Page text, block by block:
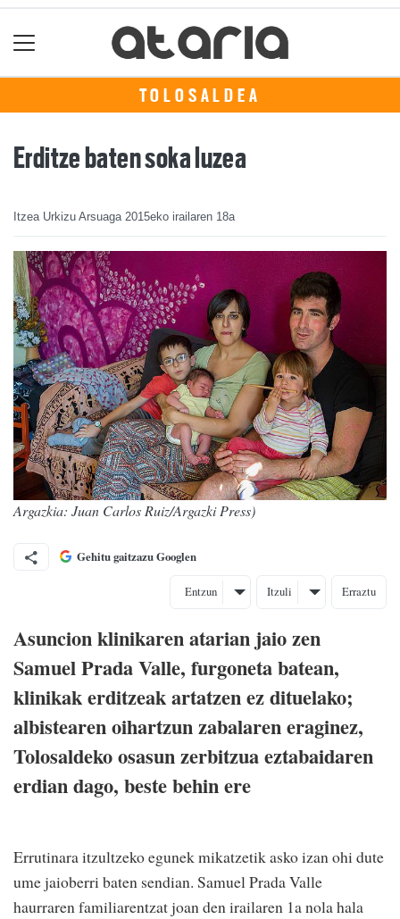
TOLOSALDEA
Erditze baten soka luzea
Itzea Urkizu Arsuaga 2015eko irailaren 18a
Argazkia: Juan Carlos Ruiz/Argazki Press)
Gehitu gaitzazu Googlen
Entzun Itzuli Erraztu
Asuncion klinikaren atarian jaio zen
Samuel Prada Valle, furgoneta batean,
klinikak erditzeak artatzen ez dituelako;
albistearen oihartzun zabalaren eraginez,
Tolosaldeko osasun zerbitzua eztabaidaren
erdian dago, beste behin ere
Errutinara itzultzeko egunek mikatzetik asko izan ohi dute
ume jaioberri baten sendian. Samuel Prada Valle
haurraren familiarentzat joan den irailaren 1a nola hala